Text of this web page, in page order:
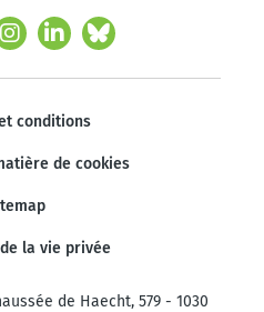
conditions
de cookies
la vie privée
de Haecht, 579 - 1030